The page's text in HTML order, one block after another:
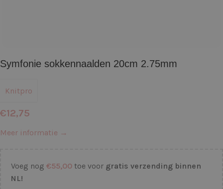
Symfonie sokkennaalden 20cm 2.75mm
Knitpro
€12,75
Meer informatie →
Voeg nog €55,00 toe voor gratis verzending binnen
NL!